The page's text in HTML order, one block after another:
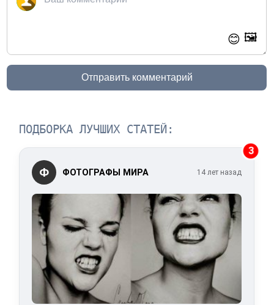
😊 🖼️
Отправить комментарий
ПОДБОРКА ЛУЧШИХ СТАТЕЙ:
3
Ф ФОТОГРАФЫ МИРА 14 лет назад